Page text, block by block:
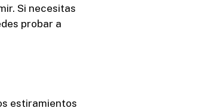
Si necesitas
probar a
estiramientos